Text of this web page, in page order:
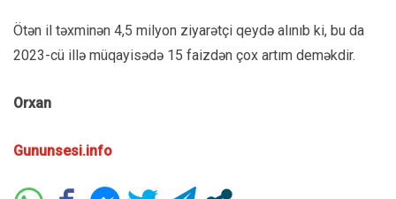
Ötən il təxminən 4,5 milyon ziyarətçi qeydə alınıb ki, bu da
2023-cü illə müqayisədə 15 faizdən çox artım deməkdir.
Orxan
Gununsesi.info